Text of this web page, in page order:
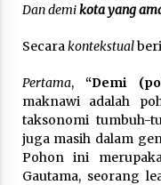
untuk
4
SELVi:
4
Dan demikota yang
Secarakontekstual
Pertama,“Demi
maknawi adalah
taksonomi tumbuh-
juga masih dalam
Pohon ini
Gautama, seorang